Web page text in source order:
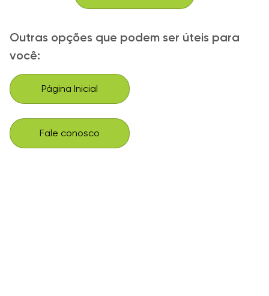
Outras opções que podem ser úteis para
você:
Página Inicial
Fale conosco